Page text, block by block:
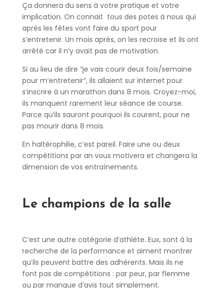
Ça donnera du sens à votre pratique et votre
implication. On connait tous des potes à nous qui
après les fêtes vont faire du sport pour
s’entretenir. Un mois après, on les recroise et ils ont
arrêté car il n’y avait pas de motivation.
Si au lieu de dire “je vais courir deux fois/semaine
pour m’entretenir”, ils allaient sur internet pour
s’inscrire à un marathon dans 8 mois. Croyez-moi,
ils manquent rarement leur séance de course.
Parce qu’ils sauront pourquoi ils courent, pour ne
pas mourir dans 8 mois.
En haltérophilie, c’est pareil. Faire une ou deux
compétitions par an vous motivera et changera la
dimension de vos entraînements.
Le champions de la salle
C’est une autre catégorie d’athlète. Eux, sont à la
recherche de la performance et aiment montrer
qu’ils peuvent battre des adhérents. Mais ils ne
font pas de compétitions : par peur, par flemme
ou par manque d’avis tout simplement.